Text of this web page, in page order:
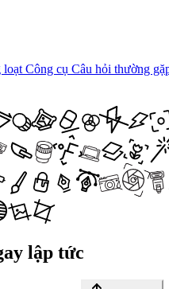
loạt Công cụ Câu hỏi thường
lập tức